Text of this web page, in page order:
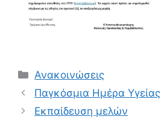
Ανακοινώσεις
Παγκόσμια Ημέρα Υγείας
Εκπαίδευση μελών